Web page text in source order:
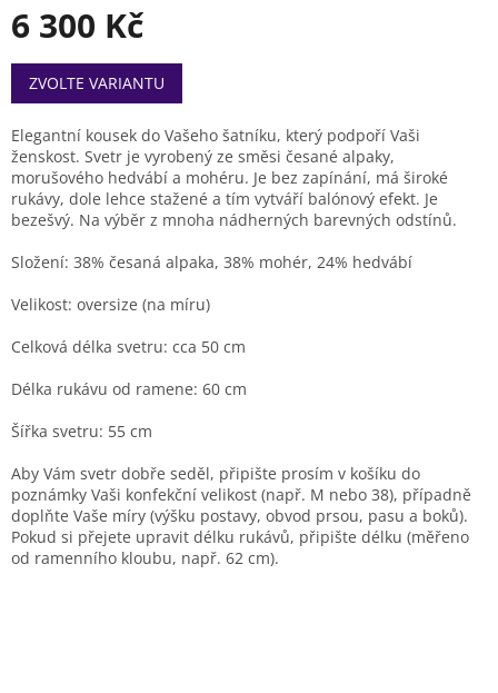
6 300 Kč
Měrná
cena:
ZVOLTE VARIANTU
Elegantní kousek do Vašeho šatníku, který podpoří Vaši
ženskost. Svetr je vyrobený ze směsi česané alpaky,
morušového hedvábí a mohéru. Je bez zapínání, má široké
rukávy, dole lehce stažené a tím vytváří balónový efekt. Je
bezešvý. Na výběr z mnoha nádherných barevných odstínů.
Složení: 38% česaná alpaka, 38% mohér, 24% hedvábí
Velikost: oversize (na míru)
Celková délka svetru: cca 50 cm
Délka rukávu od ramene: 60 cm
Šířka svetru: 55 cm
Aby Vám svetr dobře seděl, připište prosím v košíku do
poznámky Vaši konfekční velikost (např. M nebo 38), případně
doplňte Vaše míry (výšku postavy, obvod prsou, pasu a boků).
Pokud si přejete upravit délku rukávů, připište délku (měřeno
od ramenního kloubu, např. 62 cm).